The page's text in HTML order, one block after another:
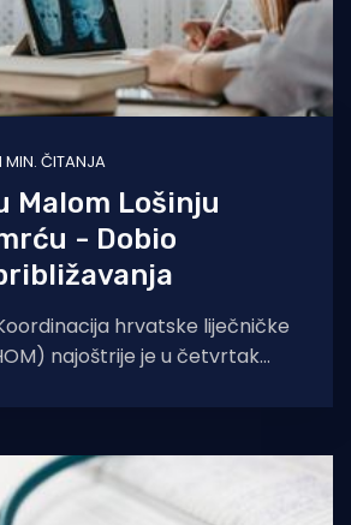
MIN. ČITANJA
Malom Lošinju
- Dobio
hrvatske liječničke
najoštrije je u četvrtak